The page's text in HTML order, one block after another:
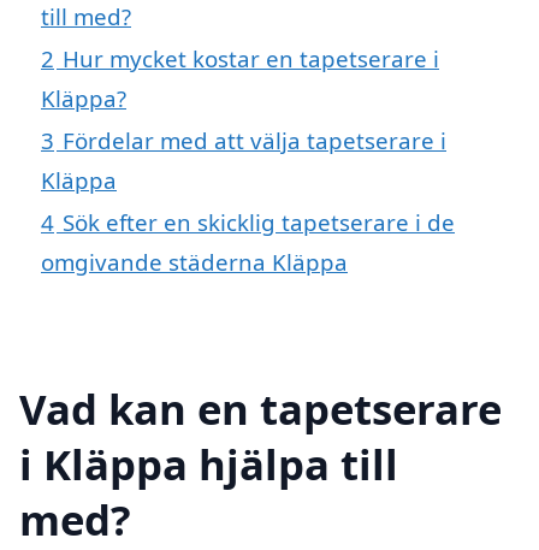
till med?
2 Hur mycket kostar en tapetserare i
Kläppa?
3 Fördelar med att välja tapetserare i
Kläppa
4 Sök efter en skicklig tapetserare i de
omgivande städerna Kläppa
Vad kan en tapetserare
i Kläppa hjälpa till
med?